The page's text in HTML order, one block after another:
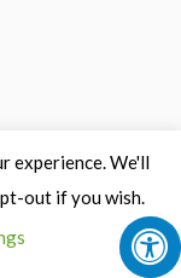
experience. We'll
out if you wish.